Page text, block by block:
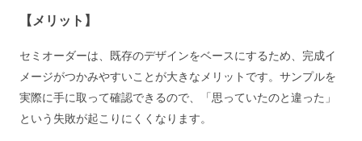
【メリット】
セミオーダーは、既存のデザインをベースにするため、完成イ
メージがつかみやすいことが大きなメリットです。サンプルを
実際に手に取って確認できるので、「思っていたのと違った」
という失敗が起こりにくくなります。